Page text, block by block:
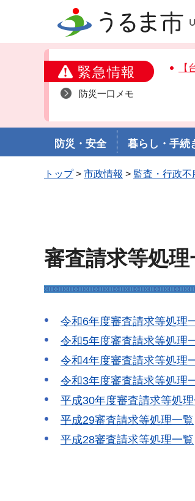
うるま市
緊急情報
防災一口メモ
【
防災・安全 暮らし・手続
トップ> 市政情報 > 監査・行政不
審査請求等処理
令和6年度審査請求等処理
令和5年度審査請求等処理
令和4年度審査請求等処理
令和3年度審査請求等処理
平成30年度審査請求等処
平成29審査請求等処理一覧
平成28審査請求等処理一覧